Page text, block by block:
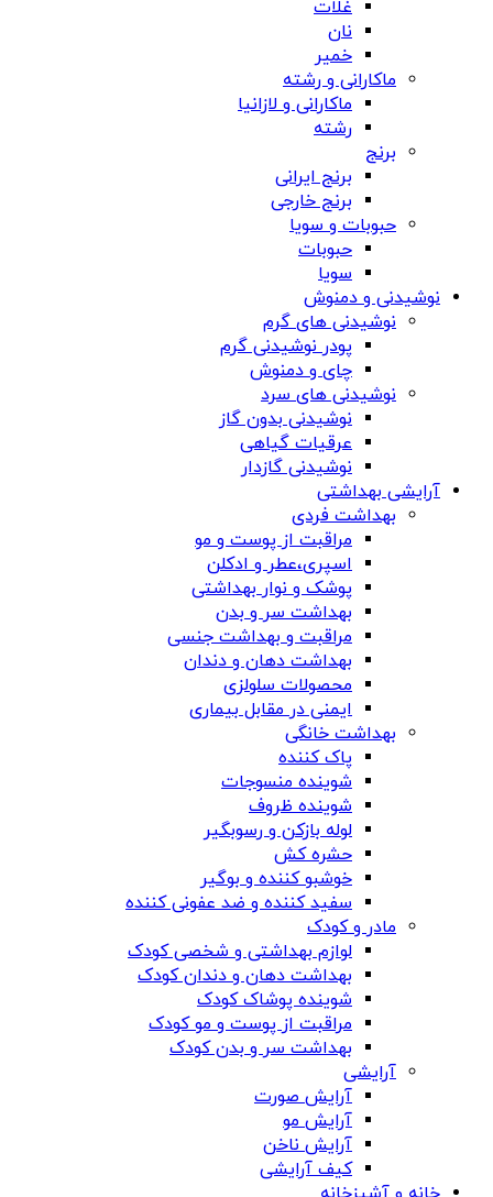
غلات
نان
خمیر
ماکارانی و رشته
ماکارانی و لازانیا
رشته
برنج
برنج ایرانی
برنج خارجی
حبوبات و سویا
حبوبات
سویا
نوشیدنی و دمنوش
نوشیدنی های گرم
پودر نوشیدنی گرم
چای و دمنوش
نوشیدنی های سرد
نوشیدنی بدون گاز
عرقیات گیاهی
نوشیدنی گازدار
آرایشی بهداشتی
بهداشت فردی
مراقبت از پوست و مو
اسپری،عطر و ادکلن
پوشک و نوار بهداشتی
بهداشت سر و بدن
مراقبت و بهداشت جنسی
بهداشت دهان و دندان
محصولات سلولزی
ایمنی در مقابل بیماری
بهداشت خانگی
پاک کننده
شوینده منسوجات
شوینده ظروف
لوله بازکن و رسوبگیر
حشره کش
خوشبو کننده و بوگیر
سفید کننده و ضد عفونی کننده
مادر و کودک
لوازم بهداشتی و شخصی کودک
بهداشت دهان و دندان کودک
شوینده پوشاک کودک
مراقبت از پوست و مو کودک
بهداشت سر و بدن کودک
آرایشی
آرایش صورت
آرایش مو
آرایش ناخن
کیف آرایشی